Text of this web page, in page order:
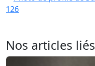
126
Nos articles liés